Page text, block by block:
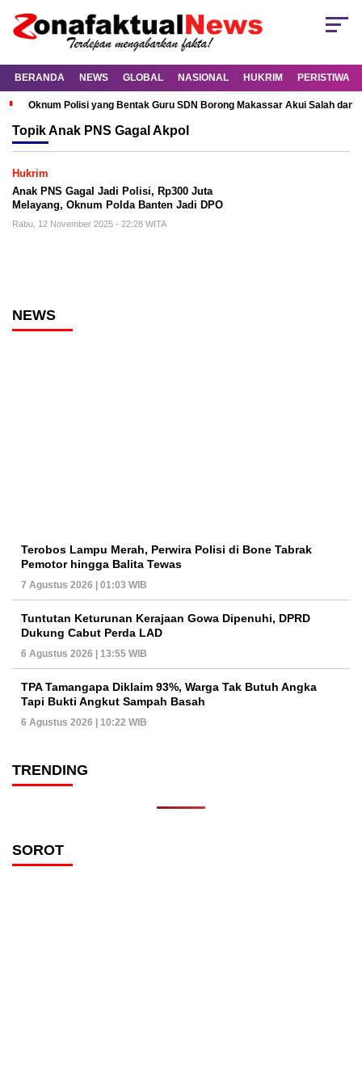
BERANDA NEWS GLOBAL NASIONAL HUKRIM PERISTIWA
Oknum Polisi yang Bentak Guru SDN Borong Makassar Akui Salah dan
TopikAnak PNS Gagal Akpol
Hukrim
Anak PNS Gagal Jadi Polisi, Rp300 Juta
Melayang, Oknum Polda Banten Jadi DPO
Rabu, 12 November 2025 - 22:28 WITA
NEWS
Terobos Lampu Merah, Perwira Polisi di Bone Tabrak
Pemotor hingga Balita Tewas
7 Agustus 2026 | 01:03 WIB
Tuntutan Keturunan Kerajaan Gowa Dipenuhi, DPRD
Dukung Cabut Perda LAD
6 Agustus 2026 | 13:55 WIB
TPA Tamangapa Diklaim 93%, Warga Tak Butuh Angka
Tapi Bukti Angkut Sampah Basah
6 Agustus 2026 | 10:22 WIB
TRENDING
SOROT